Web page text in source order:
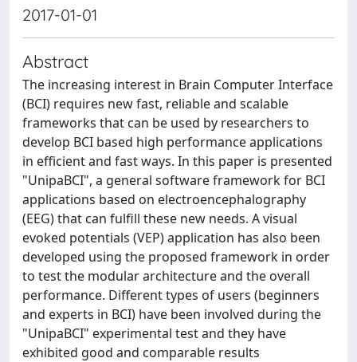
2017-01-01
Abstract
The increasing interest in Brain Computer Interface
(BCI) requires new fast, reliable and scalable
frameworks that can be used by researchers to
develop BCI based high performance applications
in efficient and fast ways. In this paper is presented
"UnipaBCI", a general software framework for BCI
applications based on electroencephalography
(EEG) that can fulfill these new needs. A visual
evoked potentials (VEP) application has also been
developed using the proposed framework in order
to test the modular architecture and the overall
performance. Different types of users (beginners
and experts in BCI) have been involved during the
"UnipaBCI" experimental test and they have
exhibited good and comparable results